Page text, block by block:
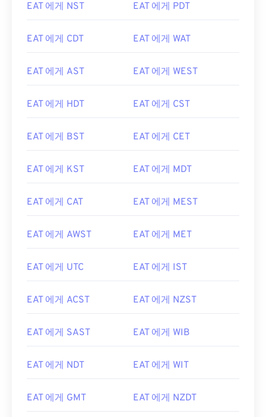
EAT 에게 NST EAT 에게 PDT
EAT 에게 CDT EAT 에게 WAT
EAT 에게 AST EAT 에게 WEST
EAT 에게 HDT EAT 에게 CST
EAT 에게 BST EAT 에게 CET
EAT 에게 KST EAT 에게 MDT
EAT 에게 CAT EAT 에게 MEST
EAT 에게 AWST EAT 에게 MET
EAT 에게 UTC EAT 에게 IST
EAT 에게 ACST EAT 에게 NZST
EAT 에게 SAST EAT 에게 WIB
EAT 에게 NDT EAT 에게 WIT
EAT 에게 GMT EAT 에게 NZDT